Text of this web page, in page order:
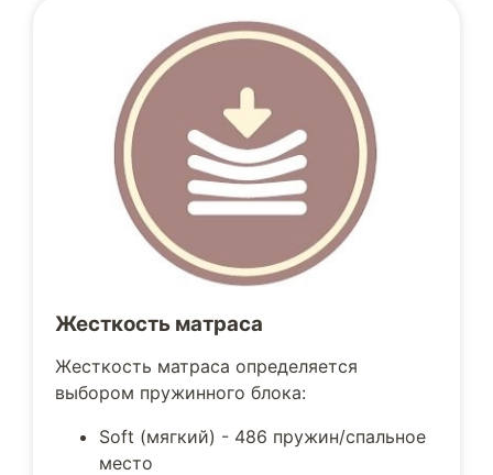
Жесткость матраса
Жесткость матраса определяется
выбором пружинного блока:
Soft (мягкий) - 486 пружин/спальное
место